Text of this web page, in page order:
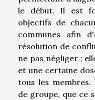
le début. Il est
objectifs de
communes afin
résolution de
ne pas négliger ;
et une certaine
tous les
de groupe, que ce